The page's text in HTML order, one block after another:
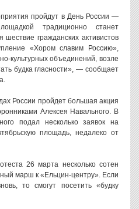
пройдут в День России —
традиционно станет
шествие гражданских активистов
«Хором славим Россию»,
культурных объединений, возле
будка гласности», — сообщает
России пройдет большая акция
Алексея Навального. В
подал несколько заявок на
площадь, недалеко от
26 марта несколько сотен
марш к «Ельцин-центру». Если
то смогут посетить «будку